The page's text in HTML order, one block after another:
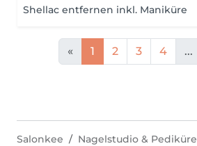
Shellac entfernen inkl. Maniküre
« 1 2 3 4 ...
Salonkee Nagelstudio & Pediküre